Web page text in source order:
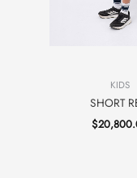
KIDS
SHORT
$